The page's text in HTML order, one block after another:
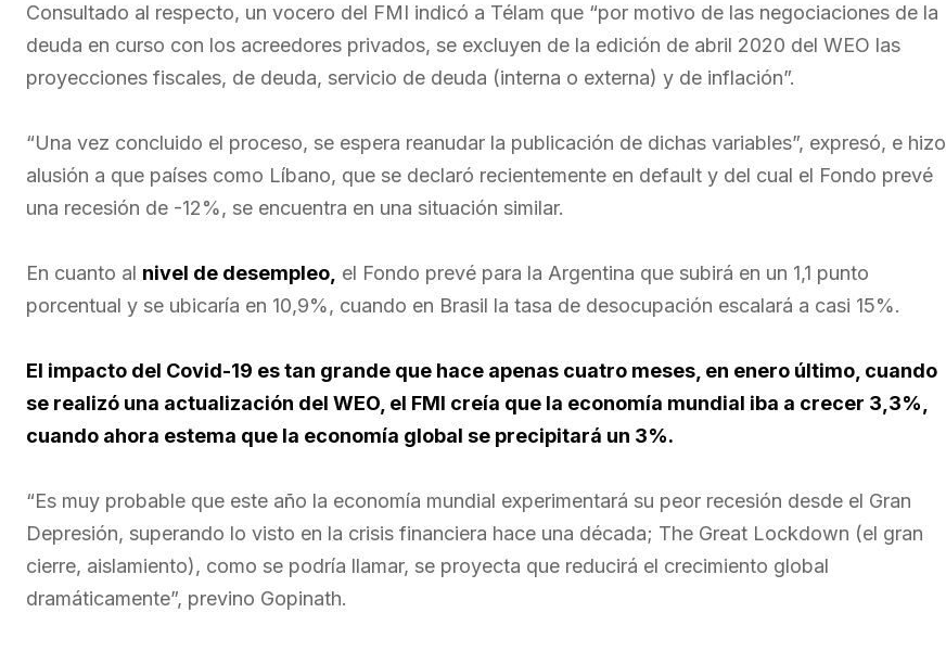
Consultado al respecto, un vocero del FMI indicó a Télam que “por motivo de las negociaciones de la
deuda en curso con los acreedores privados, se excluyen de la edición de abril 2020 del WEO las
proyecciones fiscales, de deuda, servicio de deuda (interna o externa) y de inflación”.
“Una vez concluido el proceso, se espera reanudar la publicación de dichas variables”, expresó, e hizo
alusión a que países como Líbano, que se declaró recientemente en default y del cual el Fondo prevé
una recesión de -12%, se encuentra en una situación similar.
En cuanto al nivel de desempleo, el Fondo prevé para la Argentina que subirá en un 1,1 punto
porcentual y se ubicaría en 10,9%, cuando en Brasil la tasa de desocupación escalará a casi 15%.
El impacto del Covid-19 es tan grande que hace apenas cuatro meses, en enero último, cuando
se realizó una actualización del WEO, el FMI creía que la economía mundial iba a crecer 3,3%,
cuando ahora estema que la economía global se precipitará un 3%.
“Es muy probable que este año la economía mundial experimentará su peor recesión desde el Gran
Depresión, superando lo visto en la crisis financiera hace una década; The Great Lockdown (el gran
cierre, aislamiento), como se podría llamar, se proyecta que reducirá el crecimiento global
dramáticamente”, previno Gopinath.